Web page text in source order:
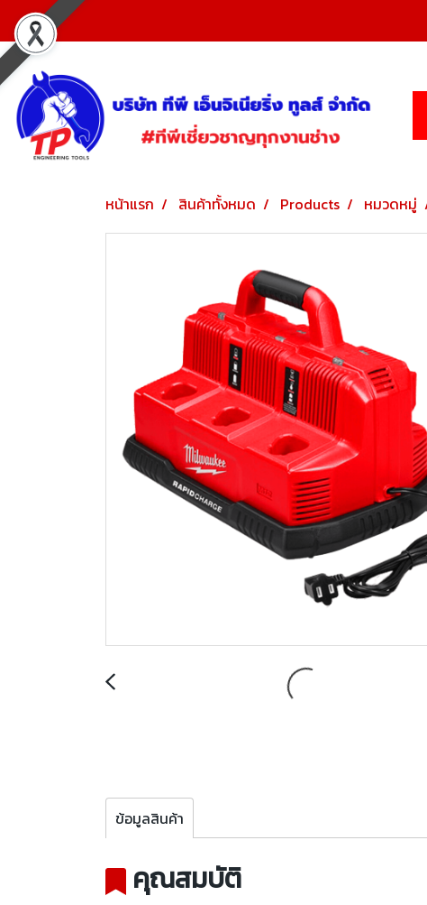
หน้าแรก สินค้าทั้งหมด Products หมวดหมู่
ข้อมูลสินค้า
คุณสมบัติ